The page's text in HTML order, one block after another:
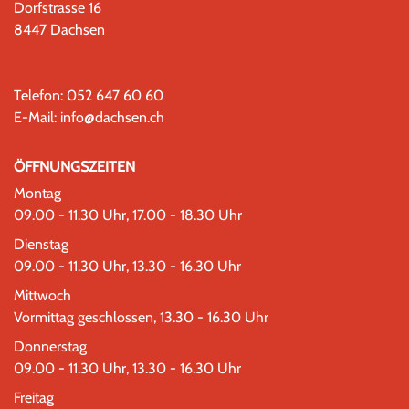
Dorfstrasse 16
8447 Dachsen
Telefon: 052 647 60 60
E-Mail: info@dachsen.ch
ÖFFNUNGSZEITEN
Montag
09.00 - 11.30 Uhr, 17.00 - 18.30 Uhr
Dienstag
09.00 - 11.30 Uhr, 13.30 - 16.30 Uhr
Mittwoch
Vormittag geschlossen, 13.30 - 16.30 Uhr
Donnerstag
09.00 - 11.30 Uhr, 13.30 - 16.30 Uhr
Freitag